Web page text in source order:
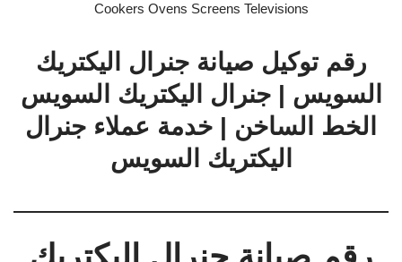
Cookers Ovens Screens Televisions
رقم توكيل صيانة جنرال اليكتريك
السويس | جنرال اليكتريك السويس
الخط الساخن | خدمة عملاء جنرال
اليكتريك السويس